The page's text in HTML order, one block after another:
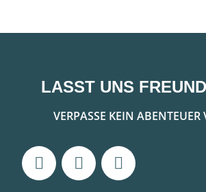
LASST UNS
VERPASSE KEIN